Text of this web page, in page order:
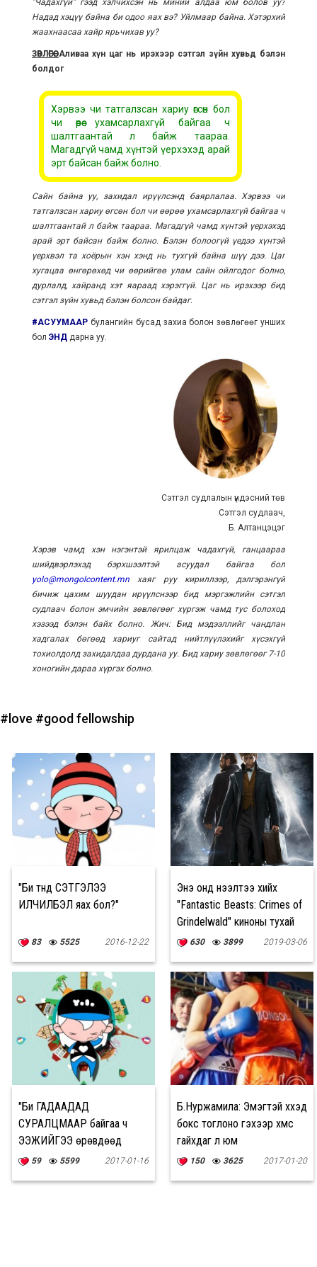
"Чадахгүй" гээд хэлчихсэн нь миний алдаа юм болов уу?
Надад хэцүү байна би одоо яах вэ? Уйлмаар байна. Хэтэрхий
жаахнаасаа хайр ярьчихав уу?
ЗӨВЛӨГӨӨ:Аливаа хүн цаг нь ирэхээр сэтгэл зүйн хувьд бэлэн
болдог
Хэрвээ чи татгалзсан хариу өгсөн бол
чи өөрөө ухамсарлахгүй байгаа ч
шалтгаантай л байж таараа.
Магадгүй чамд хүнтэй үерхэхэд арай
эрт байсан байж болно.
Сайн байна уу, захидал ирүүлсэнд баярлалаа. Хэрвээ чи
татгалзсан хариу өгсөн бол чи өөрөө ухамсарлахгүй байгаа ч
шалтгаантай л байж таараа. Магадгүй чамд хүнтэй үерхэхэд
арай эрт байсан байж болно. Бэлэн болоогүй үедээ хүнтэй
үерхвэл та хоёрын хэн хэнд нь тухгүй байна шүү дээ. Цаг
хугацаа өнгөрөхөд чи өөрийгөө улам сайн ойлгодог болно,
дурлалд, хайранд хэт яараад хэрэггүй. Цаг нь ирэхээр бид
сэтгэл зүйн хувьд бэлэн болсон байдаг.
#АСУУМААР булангийн бусад захиа болон зөвлөгөөг унших
бол ЭНД дарна уу.
Сэтгэл судлалын үндэсний төв
Сэтгэл судлаач,
Б. Алтанцэцэг
Хэрэв чамд хэн нэгэнтэй ярилцаж чадахгүй, ганцаараа
шийдвэрлэхэд бэрхшээлтэй асуудал байгаа бол
yolo@mongolcontent.mn хаяг руу кириллээр, дэлгэрэнгүй
бичиж цахим шуудан ирүүлснээр бид мэргэжлийн сэтгэл
судлаач болон эмчийн зөвлөгөөг хүргэж чамд тус болоход
хэзээд бэлэн байх болно. Жич: Бид мэдээллийг чандлан
хадгалах бөгөөд хариуг сайтад нийтлүүлэхийг хүсэхгүй
тохиолдолд захидалдаа дурдана уу. Бид хариу зөвлөгөөг 7-10
хоногийн дараа хүргэх болно.
#love #good fellowship
"Би түүнд СЭТГЭЛЭЭ
ИЛЧИЛБЭЛ яах бол?"
83 5525 2016-12-22
Энэ онд нээлтээ хийх
"Fantastic Beasts: Crimes of
Grindelwald" киноны тухай
630 3899 2019-03-06
"Би ГАДААДАД
СУРАЛЦМААР байгаа ч
ЭЭЖИЙГЭЭ өрөвдөөд
байна"
59 5599 2017-01-16
Б.Нуржамила: Эмэгтэй хүүхэд
бокс тоглоно гэхээр хүмүүс
гайхдаг л юм
150 3625 2017-01-20